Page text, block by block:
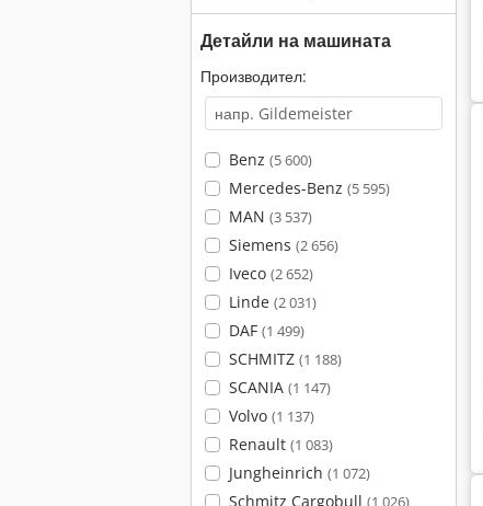
Детайли на машината
Производител:
Benz (5 600)
Mercedes-Benz (5 595)
MAN (3 537)
Siemens (2 656)
Iveco (2 652)
Linde (2 031)
DAF (1 499)
SCHMITZ (1 188)
SCANIA (1 147)
Volvo (1 137)
Renault (1 083)
Jungheinrich (1 072)
Schmitz Cargobull (1 026)